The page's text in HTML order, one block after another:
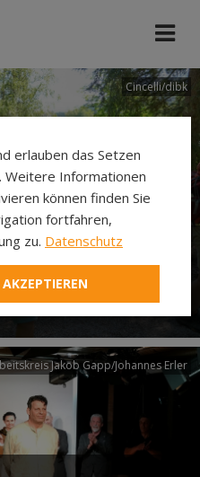
Cincelli/dibk
Via
Jakob Gapp/Johannes Erler
erlauben das Setzen
Informationen
können finden Sie
fortfahren,
zu. Datenschutz